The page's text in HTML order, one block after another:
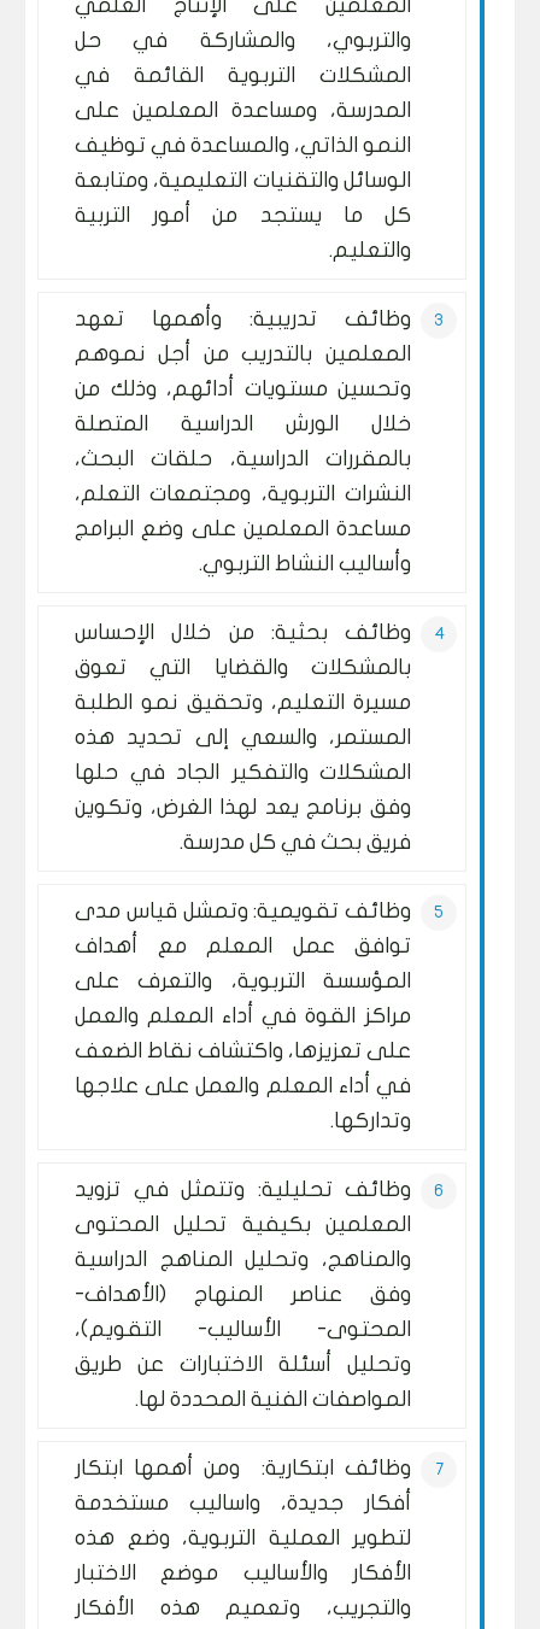
المعلمين على الإنتاج العلمي
والتربوي، والمشاركة في حل
المشكلات التربوية القائمة في
المدرسة، ومساعدة المعلمين على
النمو الذاتي، والمساعدة في توظيف
الوسائل والتقنيات التعليمية، ومتابعة
كل ما يستجد من أمور التربية
والتعليم.
وظائف تدريبية: وأهمها تعهد
المعلمين بالتدريب من أجل نموهم
وتحسين مستويات أدائهم، وذلك من
خلال الورش الدراسية المتصلة
بالمقررات الدراسية، حلقات البحث،
النشرات التربوية، ومجتمعات التعلم،
مساعدة المعلمين على وضع البرامج
وأساليب النشاط التربوي.
وظائف بحثية: من خلال الإحساس
بالمشكلات والقضايا التي تعوق
مسيرة التعليم، وتحقيق نمو الطلبة
المستمر، والسعي إلى تحديد هذه
المشكلات والتفكير الجاد في حلها
وفق برنامج يعد لهذا الغرض، وتكوين
فريق بحث في كل مدرسة.
وظائف تقويمية: وتمشل قياس مدى
توافق عمل المعلم مع أهداف
المؤسسة التربوية، والتعرف على
مراكز القوة في أداء المعلم والعمل
على تعزيزها، واكتشاف نقاط الضعف
في أداء المعلم والعمل على علاجها
وتداركها.
وظائف تحليلية: وتتمثل في تزويد
المعلمين بكيفية تحليل المحتوى
والمناهج، وتحليل المناهج الدراسية
وفق عناصر المنهاج (الأهداف-
المحتوى- الأساليب- التقويم)،
وتحليل أسئلة الاختبارات عن طريق
المواصفات الفنية المحددة لها.
وظائف ابتكارية: ومن أهمها ابتكار
أفكار جديدة، واساليب مستخدمة
لتطوير العملية التربوية، وضع هذه
الأفكار والأساليب موضع الاختبار
والتجريب، وتعميم هذه الأفكار